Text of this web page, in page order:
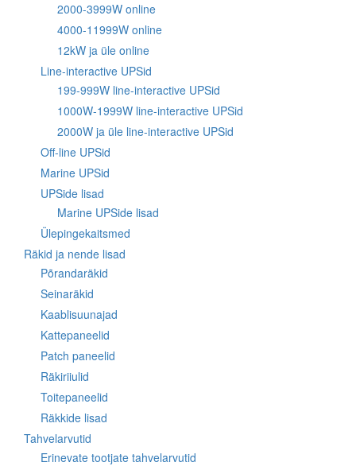
2000-3999W online
4000-11999W online
12kW ja üle online
Line-interactive UPSid
199-999W line-interactive UPSid
1000W-1999W line-interactive UPSid
2000W ja üle line-interactive UPSid
Off-line UPSid
Marine UPSid
UPSide lisad
Marine UPSide lisad
Ülepingekaitsmed
Räkid ja nende lisad
Põrandaräkid
Seinaräkid
Kaablisuunajad
Kattepaneelid
Patch paneelid
Räkiriiulid
Toitepaneelid
Räkkide lisad
Tahvelarvutid
Erinevate tootjate tahvelarvutid